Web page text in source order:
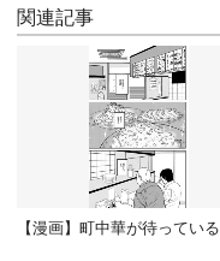
関連記事
【漫画】町中華が待っている